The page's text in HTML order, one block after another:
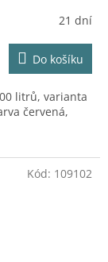
M
A
21 dní
Do košíku
litrů, varianta
červená,
Kód: 109102